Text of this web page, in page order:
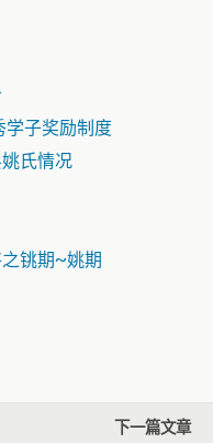
学子奖励制度
氏情况
铫期~姚期
下一篇文章